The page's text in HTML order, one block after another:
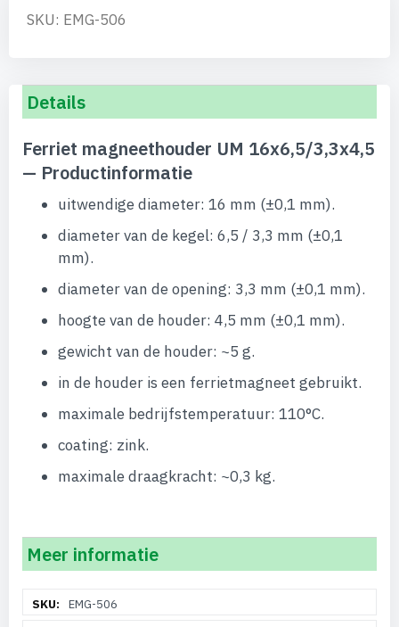
SKU: EMG-506
Details
Ferriet magneethouder UM 16x6,5/3,3x4,5
— Productinformatie
uitwendige diameter: 16 mm (±0,1 mm).
diameter van de kegel: 6,5 / 3,3 mm (±0,1
mm).
diameter van de opening: 3,3 mm (±0,1 mm).
hoogte van de houder: 4,5 mm (±0,1 mm).
gewicht van de houder: ~5 g.
in de houder is een ferrietmagneet gebruikt.
maximale bedrijfstemperatuur: 110°C.
coating: zink.
maximale draagkracht: ~0,3 kg.
Meer informatie
informatieEMG-506